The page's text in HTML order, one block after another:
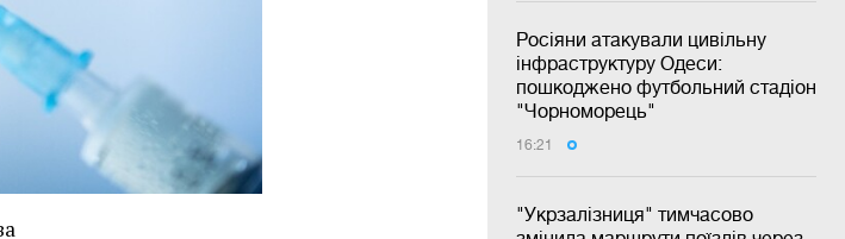
Росіяни атакували цивільну
інфраструктуру Одеси:
пошкоджено футбольний стадіон
"Чорноморець"
16:21
"Укрзалізниця" тимчасово